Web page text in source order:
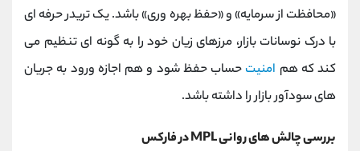
«محافظت از سرمایه» و «حفظ بهره‌ وری» باشد. یک تریدر حرفه‌ ای
با درک نوسانات بازار، مرزهای زیان خود را به‌ گونه‌ ای تنظیم می‌
کند که هم امنیت حساب حفظ شود و هم اجازه ورود به جریان‌
های سودآور بازار را داشته باشد.
بررسی چالش های روانی MPL در فارکس